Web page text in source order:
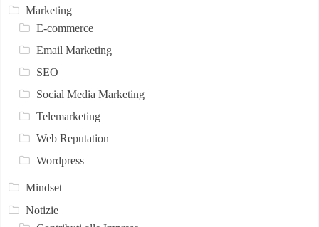
Marketing
E-commerce
Email Marketing
SEO
Social Media Marketing
Telemarketing
Web Reputation
Wordpress
Mindset
Notizie